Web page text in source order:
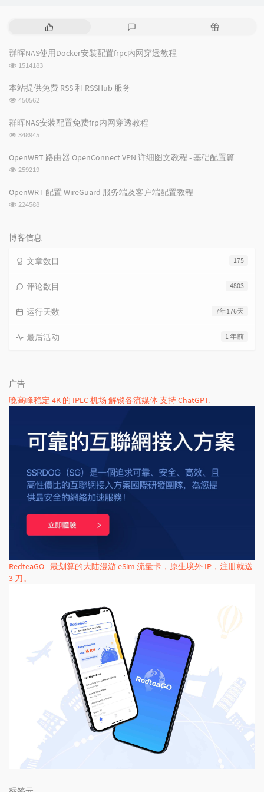
热
文
章
评
论
随
群晖NAS使用Docker安装配置frpc内网穿透教程
浏
次
数:
1514183
本站提供免费 RSS 和 RSSHub 服务
浏
次
数:
450562
群晖NAS安装配置免费frp内网穿透教程
浏
次
348945
OpenWRT 路由器 OpenConnect VPN 详细图文教程 - 基础配置篇
浏
次
259219
OpenWRT 配置 WireGuard 服务端及客户端配置教程
浏
数:
224588
博客信息
175
文章数目
4803
评论数目
7年176天
运行天数
1 年前
最后活动
广告
晚高峰稳定 4K 的 IPLC 机场 解锁各流媒体 支持 ChatGPT.
RedteaGO - 最划算的大陆漫游 eSim 流量卡，原生境外 IP，注册就送
3 刀。